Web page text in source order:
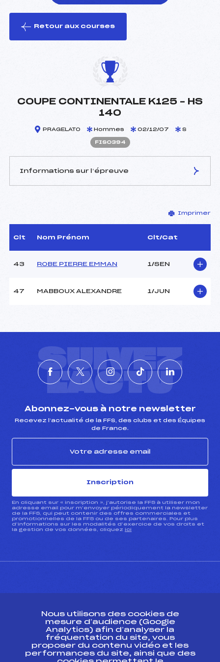
le ski
Retour aux courses
COUPE CONTINENTALE K125 – HS
140
PRAGELATO Hommes 02/12/07 S
FIS0394
Informations sur l’épreuve
–
Délégué Technique :
–
D.T Adjoint :
JUGES DE SAUT
Pénalité appliquée :
Imprimer
Clt Nom Prénom Clt/Cat
43 ROBE PIERRE EMMAN 1/SEN
47 MABBOUX ALEXANDRE 1/JUN
SUIVEZ
L'ACTU
Abonnez-vous à notre newsletter
Recevez l’actualité de la FFS, des clubs et des Équipes
de France.
Inscription
En cliquant sur « inscription », j’autorise la FFS à utiliser mon
adresse email pour m’envoyer périodiquement la newsletter
de la FFS, qui peut contenir des offres commerciales et
promotionnelles de la FFS ou de ses partenaires. Pour plus
d’informations sur les modalités d’exercice de vos droits et
la gestion de vos données, cliquez ici
Ressources
Pass’Neige
Nous utilisons des cookies de
mesure d’audience (Google
Analytics) afin d’analyser la
fréquentation du site, vous
proposer du contenu vidéo et les
performances du site, ainsi que des